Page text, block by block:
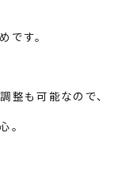
です。
整も可能なので、
。